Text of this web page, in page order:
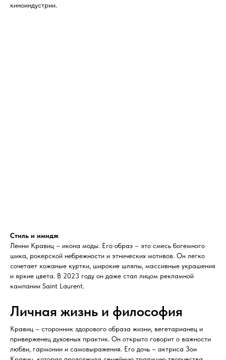
киноиндустрии.
Стиль и имидж
Ленни Кравиц – икона моды. Его образ – это смесь богемного
шика, рокерской небрежности и этнических мотивов. Он легко
сочетает кожаные куртки, широкие шляпы, массивные украшения
и яркие цвета. В 2023 году он даже стал лицом рекламной
кампании Saint Laurent.
Личная жизнь и философия
Кравиц – сторонник здорового образа жизни, вегетарианец и
приверженец духовных практик. Он открыто говорит о важности
любви, гармонии и самовыражения. Его дочь – актриса Зои